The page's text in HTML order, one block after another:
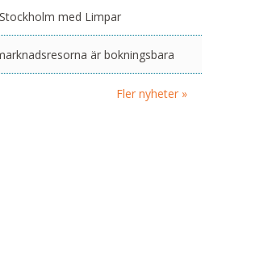
med Limpar
är bokningsbara
Fler nyheter